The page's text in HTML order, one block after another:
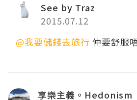
See by Traz
2015.07.12
@我要儲錢去旅行 仲要舒服
享樂主義。Hedonism